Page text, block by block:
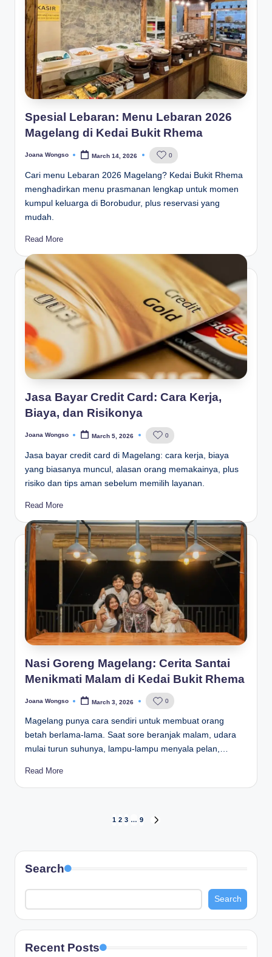
Spesial Lebaran: Menu Lebaran 2026
Magelang di Kedai Bukit Rhema
Posted
Joana Wongso March 14, 2026 0
Cari menu Lebaran 2026 Magelang? Kedai Bukit Rhema
menghadirkan menu prasmanan lengkap untuk momen
kumpul keluarga di Borobudur, plus reservasi yang
mudah.
Read More
Jasa Bayar Credit Card: Cara Kerja,
Biaya, dan Risikonya
Posted
Joana Wongso March 5, 2026 0
Jasa bayar credit card di Magelang: cara kerja, biaya
yang biasanya muncul, alasan orang memakainya, plus
risiko dan tips aman sebelum memilih layanan.
Read More
Nasi Goreng Magelang: Cerita Santai
Menikmati Malam di Kedai Bukit Rhema
Posted
Joana Wongso March 3, 2026 0
Magelang punya cara sendiri untuk membuat orang
betah berlama-lama. Saat sore beranjak malam, udara
mulai turun suhunya, lampu-lampu menyala pelan,…
Read More
pagination
1 2 3 … 9
Search
Search
Recent Posts